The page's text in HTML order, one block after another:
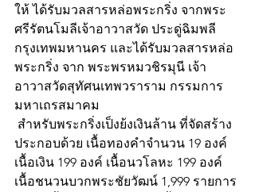
ให้ ได้รับมวลสารหล่อพระกริ่ง จากพระ
ศรีรัตนโมลีเจ้าอาวาสวัด ประดู่ฉิมพลี
กรุงเทพมหานคร และได้รับมวลสารหล่อ
พระกริ่ง จาก พระพรหมวชิรมุนี เจ้า
อาวาสวัดสุทัศนเทพวราราม กรรมการ
มหาเถรสมาคม
ประกอบด้วย เนื้อทองคำจำนวน 19 องค์
เนื้อเงิน 199 องค์ เนื้อนวโลหะ 199 องค์
เนื้อชนวนบวกพระชัยวัฒน์ 1,999 รายการ